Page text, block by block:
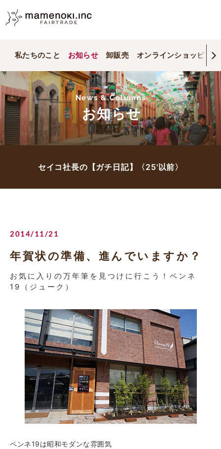
私たちのこと お知らせ 卸販売 オンラインショッピング
News & Columns
お知らせ
セイコ社長の【ガチ日記】〈25'以前〉
2014/11/21
年賀状の準備、進んでいますか？
お気に入りの万年筆を見つけに行こう！ペンネ
19（ジューク）
ペンネ19は昭和モダンな雰囲気